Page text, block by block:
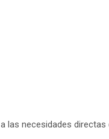
necesidades